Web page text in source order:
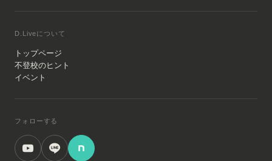
D.Liveについて
トップページ
不登校のヒント
イベント
フォローする